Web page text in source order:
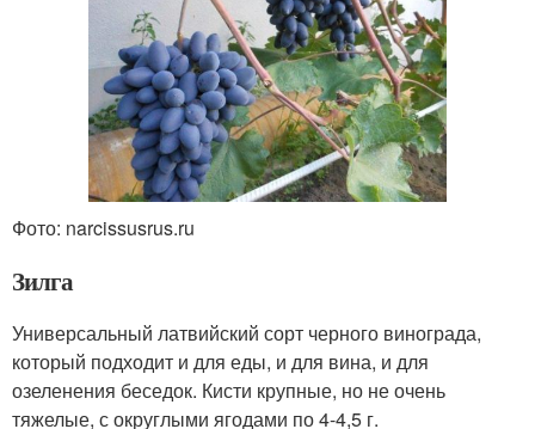
Фото: narcissusrus.ru
Зилга
Универсальный латвийский сорт черного винограда,
который подходит и для еды, и для вина, и для
озеленения беседок. Кисти крупные, но не очень
тяжелые, с округлыми ягодами по 4-4,5 г.